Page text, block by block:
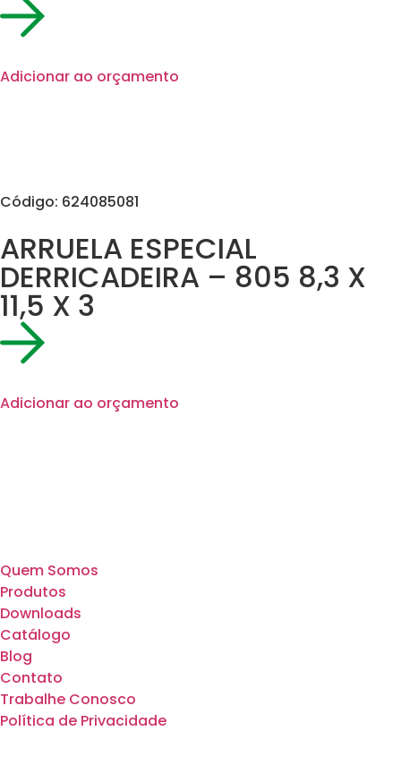
Adicionar ao orçamento
Código: 624085081
ARRUELA ESPECIAL
DERRICADEIRA – 805 8,3 X
11,5 X 3
Adicionar ao orçamento
Quem Somos
Produtos
Downloads
Catálogo
Blog
Contato
Trabalhe Conosco
Política de Privacidade